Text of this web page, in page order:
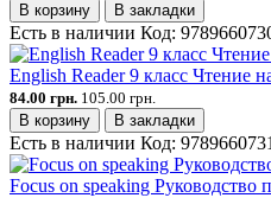
В корзину
В закладки
Есть в наличии Код:
English Reader 9 класс Чтение
84.00 грн. 105.00 грн.
В корзину
В закладки
Есть в наличии Код:
Focus on speaking Руководство